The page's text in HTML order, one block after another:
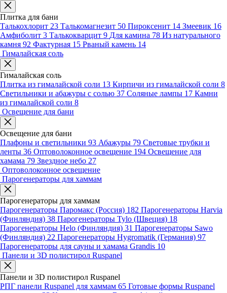
Плитка для бани
Талькохлорит 23 Талькомагнезит 50 Пироксенит 14 Змеевик 16
Амфиболит 3 Талькокварцит 9 Для камина 78 Из натурального
камня 92 Фактурная 15 Рваный камень 14
Гималайская соль
Гималайская соль
Плитка из гималайской соли 13 Кирпичи из гималайской соли 8
Светильники и абажуры с солью 37 Соляные лампы 17 Камни
из гималайской соли 8
Освещение для бани
Освещение для бани
Плафоны и светильники 93 Абажуры 79 Световые трубки и
ленты 36 Оптоволоконное освещение 194 Освещение для
хамама 79 Звездное небо 27
Оптоволоконное освещение
Парогенераторы для хаммам
Парогенераторы для хаммам
Парогенераторы Паромакс (Россия) 182 Парогенераторы Harvia
(Финляндия) 38 Парогенераторы Tylo (Швеция) 18
Парогенераторы Helo (Финляндия) 31 Парогенераторы Sawo
(Финляндия) 22 Парогенераторы Hygromatik (Германия) 97
Парогенераторы для сауны и хамама Grandis 10
Панели и 3D полистирол Ruspanel
Панели и 3D полистирол Ruspanel
РПГ панели Ruspanel для хаммам 65 Готовые формы Ruspanel